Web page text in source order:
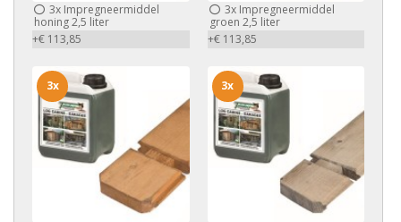
3x Impregneermiddel
honing 2,5 liter
+€ 113,85
3xImpregneermiddel
groen 2,5 liter
+€ 113,85
3x 3x